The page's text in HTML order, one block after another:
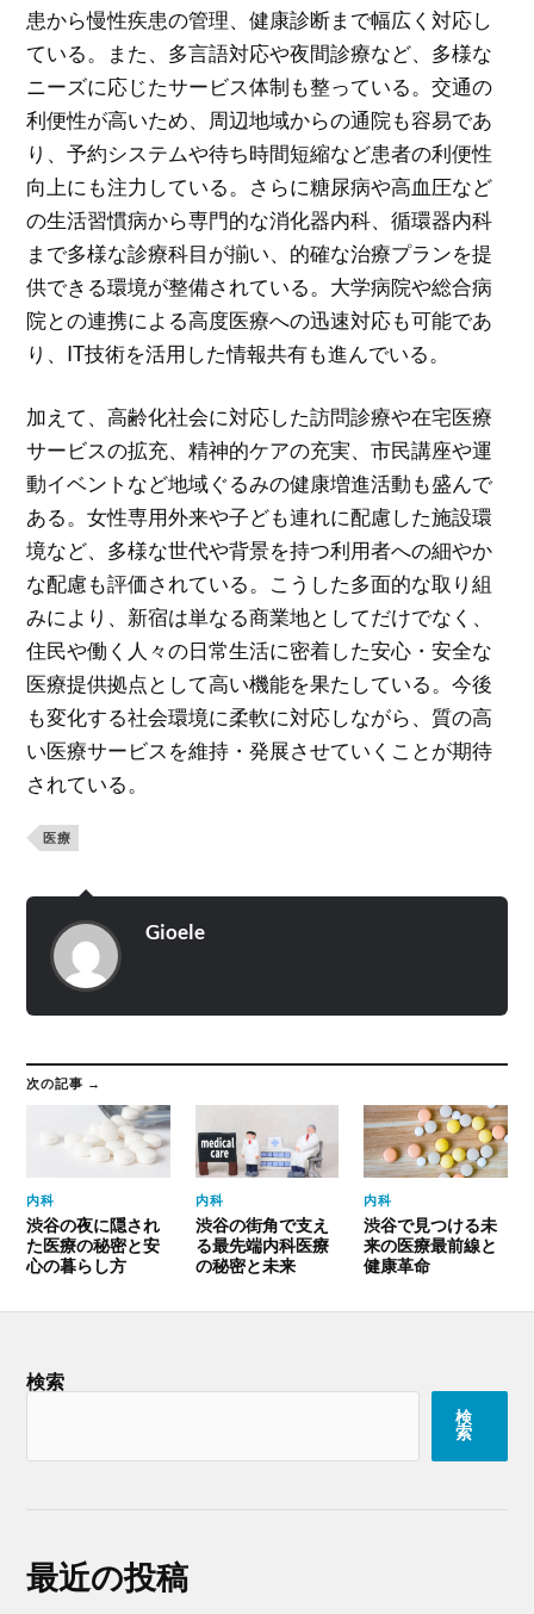
患から慢性疾患の管理、健康診断まで幅広く対応し
ている。また、多言語対応や夜間診療など、多様な
ニーズに応じたサービス体制も整っている。交通の
利便性が高いため、周辺地域からの通院も容易であ
り、予約システムや待ち時間短縮など患者の利便性
向上にも注力している。さらに糖尿病や高血圧など
の生活習慣病から専門的な消化器内科、循環器内科
まで多様な診療科目が揃い、的確な治療プランを提
供できる環境が整備されている。大学病院や総合病
院との連携による高度医療への迅速対応も可能であ
り、IT技術を活用した情報共有も進んでいる。
加えて、高齢化社会に対応した訪問診療や在宅医療
サービスの拡充、精神的ケアの充実、市民講座や運
動イベントなど地域ぐるみの健康増進活動も盛んで
ある。女性専用外来や子ども連れに配慮した施設環
境など、多様な世代や背景を持つ利用者への細やか
な配慮も評価されている。こうした多面的な取り組
みにより、新宿は単なる商業地としてだけでなく、
住民や働く人々の日常生活に密着した安心・安全な
医療提供拠点として高い機能を果たしている。今後
も変化する社会環境に柔軟に対応しながら、質の高
い医療サービスを維持・発展させていくことが期待
されている。
医療
Gioele
次の記事 →
内科
渋谷の夜に隠され
た医療の秘密と安
心の暮らし方
内科
渋谷の街角で支え
る最先端内科医療
の秘密と未来
内科
渋谷で見つける未
来の医療最前線と
健康革命
検索
検
索
最近の投稿